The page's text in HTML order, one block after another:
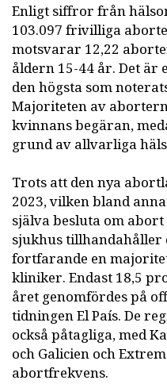
Enligt siffror från
103.097 frivilliga
motsvarar 12,22
åldern 15-44 år. Det är
den högsta som
Majoriteten av
kvinnans begäran,
grund av allvarliga
Trots att den nya
2023, vilken bland
själva besluta om
sjukhus tillhandahåller
fortfarande en
kliniker. Endast 18,5
året genomfördes på
tidningen El País. De
också påtagliga, med
och Galicien och
abortfrekvens.